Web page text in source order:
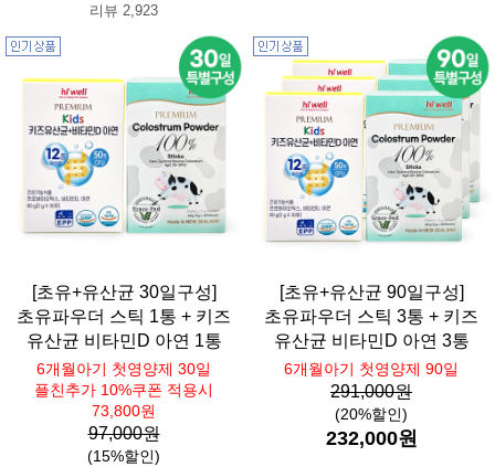
리뷰 2,923
[초유+유산균 30일구성]
초유파우더 스틱 1통 + 키즈
유산균 비타민D 아연 1통
6개월아기 첫영양제 30일
플친추가 10%쿠폰 적용시
73,800원
97,000원
(15%할인)
[초유+유산균 90일구성]
초유파우더 스틱 3통 + 키즈
유산균 비타민D 아연 3통
6개월아기 첫영양제 90일
291,000원
(20%할인)
232,000원